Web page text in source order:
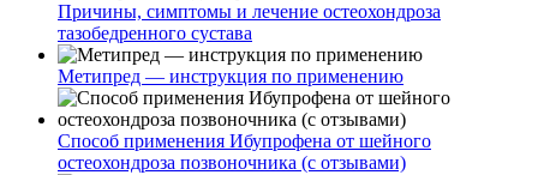
Причины, симптомы и лечение остеохондроза
тазобедренного сустава
Метипред — инструкция по применению
Способ применения Ибупрофена от шейного
остеохондроза позвоночника (с отзывами)